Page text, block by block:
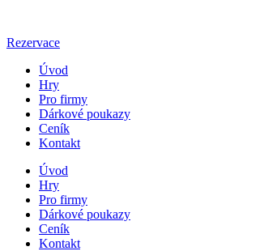
Rezervace
Úvod
Hry
Pro firmy
Dárkové poukazy
Ceník
Kontakt
Úvod
Hry
Pro firmy
Dárkové poukazy
Ceník
Kontakt